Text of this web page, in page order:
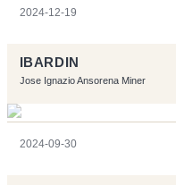
2024-12-19
IBARDIN
Jose Ignazio Ansorena Miner
2024-09-30